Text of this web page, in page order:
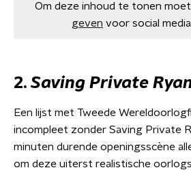
Om deze inhoud te tonen
geven voor social
2. Saving Private
Een lijst met Tweede
incompleet zonder Saving Private
minuten durende openingsscène
om deze uiterst realistische